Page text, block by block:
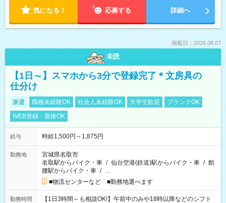
気になる！ 応募する 詳細へ
掲載日：2026.08.07
未読
【1日～】スマホから3分で登録完了＊文房具の
仕分け
派遣 職種未経験OK 社会人未経験OK 大学生歓迎
ブランクOK
WEB登録・面接OK
給与 時給1,500円～1,875円
勤務地
宮城県名取市
名取駅からバイク・車 / 仙台空港(鉄道)駅からバイク・車 / 館
腰駅からバイク・車 / …
■物流センターなど ■勤務地選べます
勤務時間
【1日3時間～も相談OK!】午前中のみや18時以降などのシフト